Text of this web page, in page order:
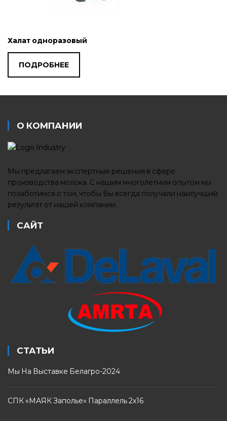
Халат одноразовый
ПОДРОБНЕЕ
О КОМПАНИИ
Мы предлагаем экспертные решения в сфере
производства молока. С нашим многолетним опытом мы
позаботимся о том, чтобы Вы всегда получали наилучший
результат от нашей компании.
САЙТ
СТАТЬИ
Мы На Выставке Белагро-2024
СПК «МАЯК Заполье» Параллель 2х16